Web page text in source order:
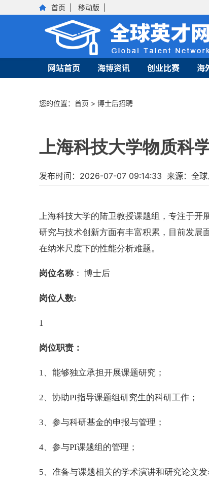
首页 移动版
网站首页 海博资讯 创业比赛 海
您的位置： 首页 > 博士后招聘
上海科技大学物质科
发布时间：2026-07-07 09:14:33 来源：全
上海科技大学的陆卫教授课题组，专注于
研究与技术创新方面有丰富积累，目前发展
在纳米尺度下的性能分析难题。
岗位名称 ： 博士后
岗位人数:
1
岗位职责：
1、能够独立承担开展课题研究；
2、协助PI指导课题组研究生的科研工作；
3、参与科研基金的申报与管理；
4、参与PI课题组的管理；
5、准备与课题相关的学术演讲和研究论文发